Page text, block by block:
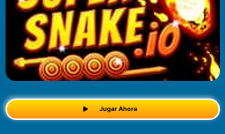
Jugar Ahora